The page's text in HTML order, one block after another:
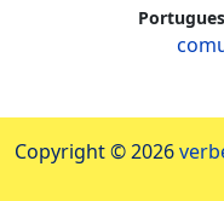
Copyright © 2026